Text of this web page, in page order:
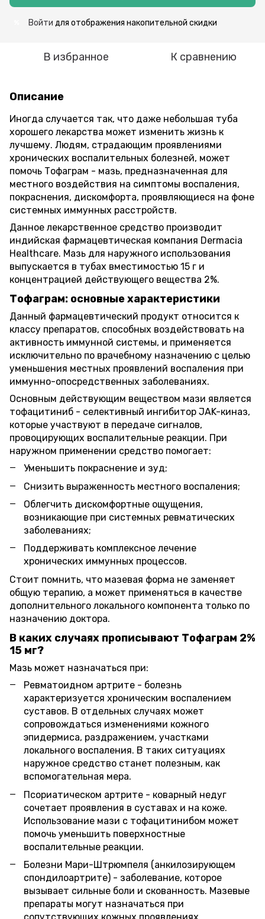
Войти для отображения накопительной скидки
В избранное К сравнению
Описание
Иногда случается так, что даже небольшая туба
хорошего лекарства может изменить жизнь к
лучшему. Людям, страдающим проявлениями
хронических воспалительных болезней, может
помочь Тофаграм - мазь, предназначенная для
местного воздействия на симптомы воспаления,
покраснения, дискомфорта, проявляющиеся на фоне
системных иммунных расстройств.
Данное лекарственное средство производит
индийская фармацевтическая компания Dermacia
Healthcare. Мазь для наружного использования
выпускается в тубах вместимостью 15 г и
концентрацией действующего вещества 2%.
Тофаграм: основные характеристики
Данный фармацевтический продукт относится к
классу препаратов, способных воздействовать на
активность иммунной системы, и применяется
исключительно по врачебному назначению с целью
уменьшения местных проявлений воспаления при
иммунно-опосредственных заболеваниях.
Основным действующим веществом мази является
тофацитиниб - селективный ингибитор JAK-киназ,
которые участвуют в передаче сигналов,
провоцирующих воспалительные реакции. При
наружном применении средство помогает:
Уменьшить покраснение и зуд;
Снизить выраженность местного воспаления;
Облегчить дискомфортные ощущения,
возникающие при системных ревматических
заболеваниях;
Поддерживать комплексное лечение
хронических иммунных процессов.
Стоит помнить, что мазевая форма не заменяет
общую терапию, а может применяться в качестве
дополнительного локального компонента только по
назначению доктора.
В каких случаях прописывают Тофаграм 2%
15 мг?
Мазь может назначаться при:
Ревматоидном артрите - болезнь
характеризуется хроническим воспалением
суставов. В отдельных случаях может
сопровождаться изменениями кожного
эпидермиса, раздражением, участками
локального воспаления. В таких ситуациях
наружное средство станет полезным, как
вспомогательная мера.
Псориатическом артрите - коварный недуг
сочетает проявления в суставах и на коже.
Использование мази с тофацитинибом может
помочь уменьшить поверхностные
воспалительные реакции.
Болезни Мари-Штрюмпеля (анкилозирующем
спондилоартрите) - заболевание, которое
вызывает сильные боли и скованность. Мазевые
препараты могут назначаться при